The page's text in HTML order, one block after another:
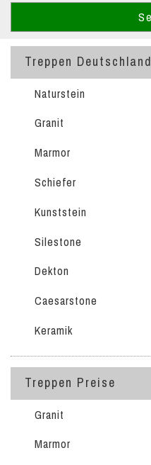
Treppen Deutschland
Naturstein
Granit
Marmor
Schiefer
Kunststein
Silestone
Dekton
Caesarstone
Keramik
Treppen Preise
Granit
Marmor